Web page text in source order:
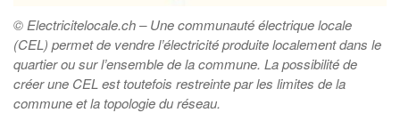
© Electricitelocale.ch – Une communauté électrique locale
(CEL) permet de vendre l’électricité produite localement dans le
quartier ou sur l’ensemble de la commune. La possibilité de
créer une CEL est toutefois restreinte par les limites de la
commune et la topologie du réseau.